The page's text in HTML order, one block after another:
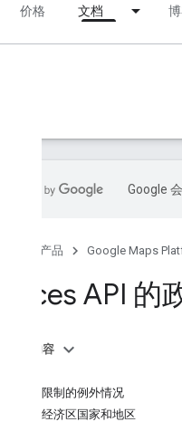
价格 文档
Google
产品 Google Maps
Places API
本页内容
缓存限制的例外情况
欧洲经济区国家和地区